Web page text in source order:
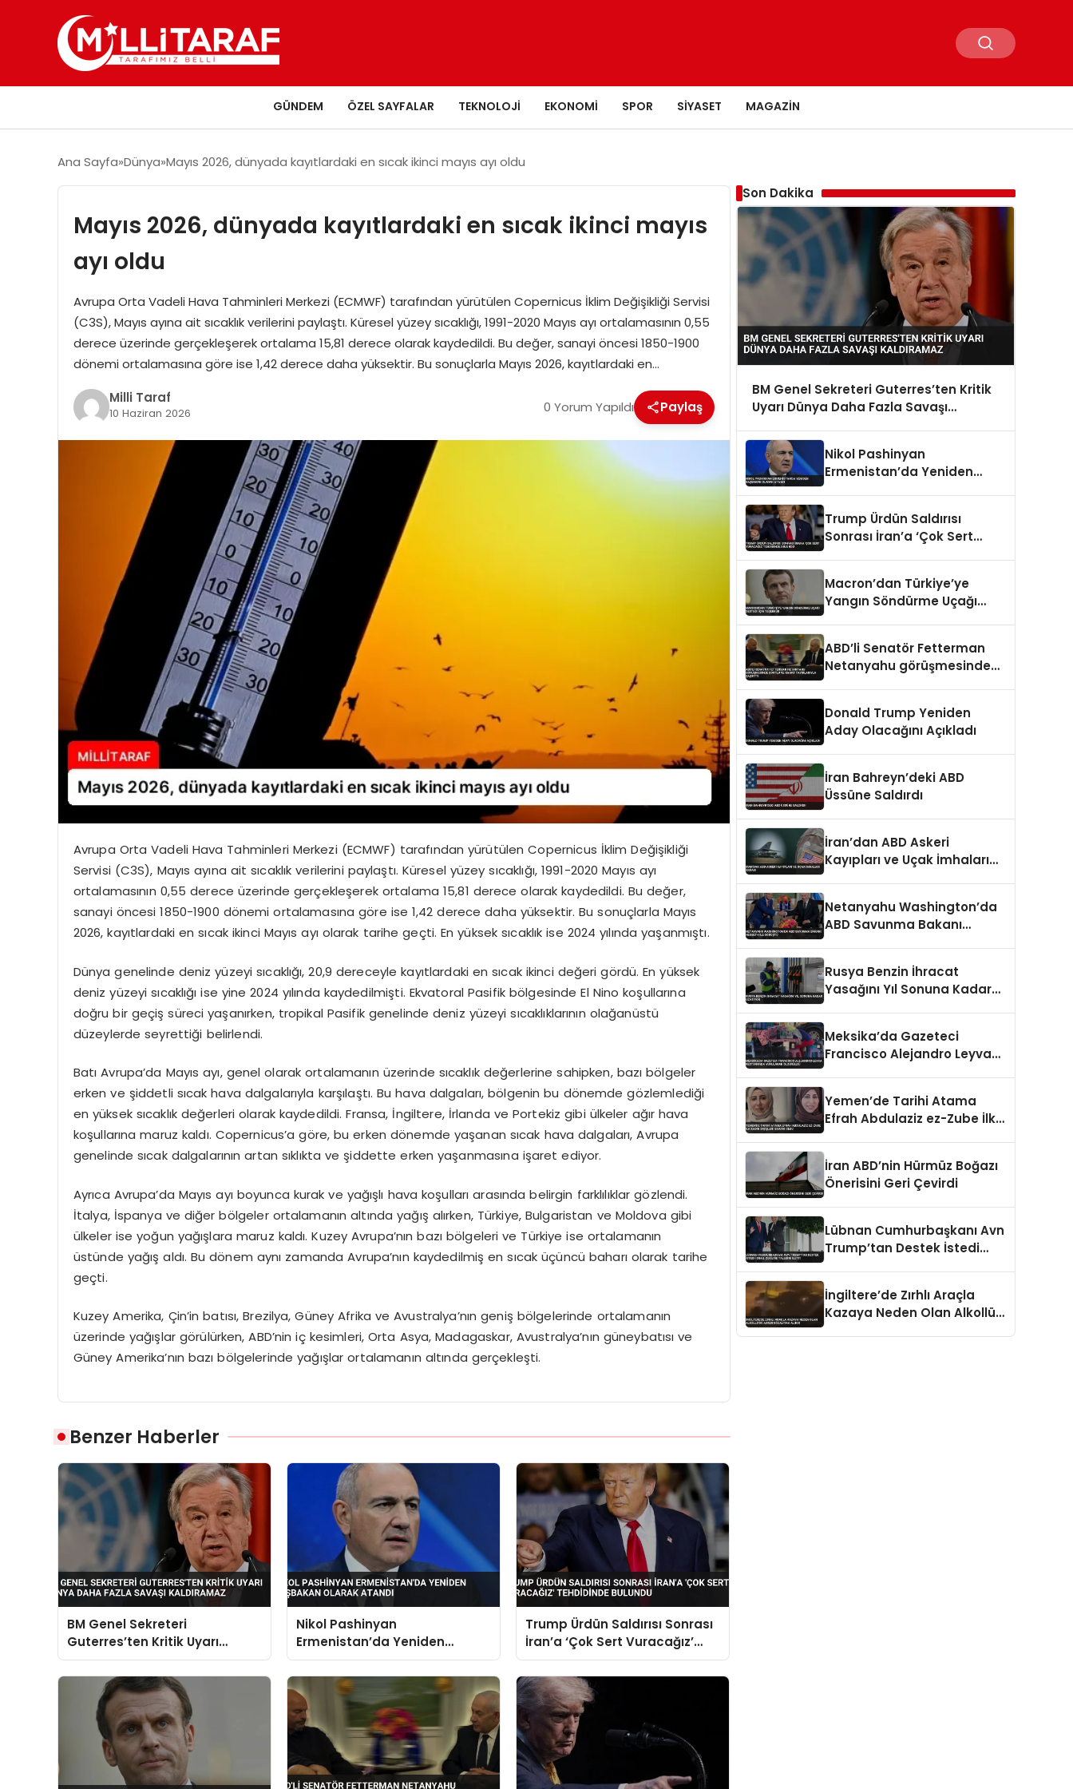
GÜNDEM ÖZEL SAYFALAR TEKNOLOJI EKONOMI SPOR SIYASET MAGAZIN
Ana Sayfa Dünya Mayıs 2026, dünyada kayıtlardaki en sıcak ikinci mayıs ayı oldu
Mayıs 2026, dünyada kayıtlardaki en sıcak ikinci mayıs
ayı oldu
Avrupa Orta Vadeli Hava Tahminleri Merkezi (ECMWF) tarafından yürütülen Copernicus İklim Değişikliği Servisi
(C3S), Mayıs ayına ait sıcaklık verilerini paylaştı. Küresel yüzey sıcaklığı, 1991-2020 Mayıs ayı ortalamasının 0,55
derece üzerinde gerçekleşerek ortalama 15,81 derece olarak kaydedildi. Bu değer, sanayi öncesi 1850-1900
dönemi ortalamasına göre ise 1,42 derece daha yüksektir. Bu sonuçlarla Mayıs 2026, kayıtlardaki en…
Milli Taraf
10 Haziran 2026 0 Yorum Yapıldı Paylaş
Avrupa Orta Vadeli Hava Tahminleri Merkezi (ECMWF) tarafından yürütülen Copernicus İklim Değişikliği
Servisi (C3S), Mayıs ayına ait sıcaklık verilerini paylaştı. Küresel yüzey sıcaklığı, 1991-2020 Mayıs ayı
ortalamasının 0,55 derece üzerinde gerçekleşerek ortalama 15,81 derece olarak kaydedildi. Bu değer,
sanayi öncesi 1850-1900 dönemi ortalamasına göre ise 1,42 derece daha yüksektir. Bu sonuçlarla Mayıs
2026, kayıtlardaki en sıcak ikinci Mayıs ayı olarak tarihe geçti. En yüksek sıcaklık ise 2024 yılında yaşanmıştı.
Dünya genelinde deniz yüzeyi sıcaklığı, 20,9 dereceyle kayıtlardaki en sıcak ikinci değeri gördü. En yüksek
deniz yüzeyi sıcaklığı ise yine 2024 yılında kaydedilmişti. Ekvatoral Pasifik bölgesinde El Nino koşullarına
doğru bir geçiş süreci yaşanırken, tropikal Pasifik genelinde deniz yüzeyi sıcaklıklarının olağanüstü
düzeylerde seyrettiği belirlendi.
Batı Avrupa’da Mayıs ayı, genel olarak ortalamanın üzerinde sıcaklık değerlerine sahipken, bazı bölgeler
erken ve şiddetli sıcak hava dalgalarıyla karşılaştı. Bu hava dalgaları, bölgenin bu dönemde gözlemlediği
en yüksek sıcaklık değerleri olarak kaydedildi. Fransa, İngiltere, İrlanda ve Portekiz gibi ülkeler ağır hava
koşullarına maruz kaldı. Copernicus’a göre, bu erken dönemde yaşanan sıcak hava dalgaları, Avrupa
genelinde sıcak dalgalarının artan sıklıkta ve şiddette erken yaşanmasına işaret ediyor.
Ayrıca Avrupa’da Mayıs ayı boyunca kurak ve yağışlı hava koşulları arasında belirgin farklılıklar gözlendi.
İtalya, İspanya ve diğer bölgeler ortalamanın altında yağış alırken, Türkiye, Bulgaristan ve Moldova gibi
ülkeler ise yoğun yağışlara maruz kaldı. Kuzey Avrupa’nın bazı bölgeleri ve Türkiye ise ortalamanın
üstünde yağış aldı. Bu dönem aynı zamanda Avrupa’nın kaydedilmiş en sıcak üçüncü baharı olarak tarihe
geçti.
Kuzey Amerika, Çin’in batısı, Brezilya, Güney Afrika ve Avustralya’nın geniş bölgelerinde ortalamanın
üzerinde yağışlar görülürken, ABD’nin iç kesimleri, Orta Asya, Madagaskar, Avustralya’nın güneybatısı ve
Güney Amerika’nın bazı bölgelerinde yağışlar ortalamanın altında gerçekleşti.
Benzer Haberler
BM Genel Sekreteri
Guterres’ten Kritik Uyarı
Dünya Daha Fazla Savaşı
Kaldıramaz
Nikol Pashinyan
Ermenistan’da Yeniden
Başbakan Olarak Atandı
Trump Ürdün Saldırısı Sonrası
İran’a ‘Çok Sert Vuracağız’
Tehdidinde Bulundu
Son Dakika
BM Genel Sekreteri Guterres’ten Kritik
Uyarı Dünya Daha Fazla Savaşı
Nikol Pashinyan
Ermenistan’da Yeniden
Trump Ürdün Saldırısı
Sonrası İran’a ‘Çok Sert
Macron’dan Türkiye’ye
Yangın Söndürme Uçağı
ABD’li Senatör Fetterman
Netanyahu görüşmesinde
Donald Trump Yeniden
Aday Olacağını Açıkladı
İran Bahreyn’deki ABD
Üssüne Saldırdı
İran’dan ABD Askeri
Kayıpları ve Uçak İmhaları
Netanyahu Washington’da
ABD Savunma Bakanı
Rusya Benzin İhracat
Yasağını Yıl Sonuna Kadar
Meksika’da Gazeteci
Francisco Alejandro Leyva
Yemen’de Tarihi Atama
Efrah Abdulaziz ez-Zube İlk
İran ABD’nin Hürmüz Boğazı
Önerisini Geri Çevirdi
Lübnan Cumhurbaşkanı Avn
Trump’tan Destek İstedi
İngiltere’de Zırhlı Araçla
Kazaya Neden Olan Alkollü